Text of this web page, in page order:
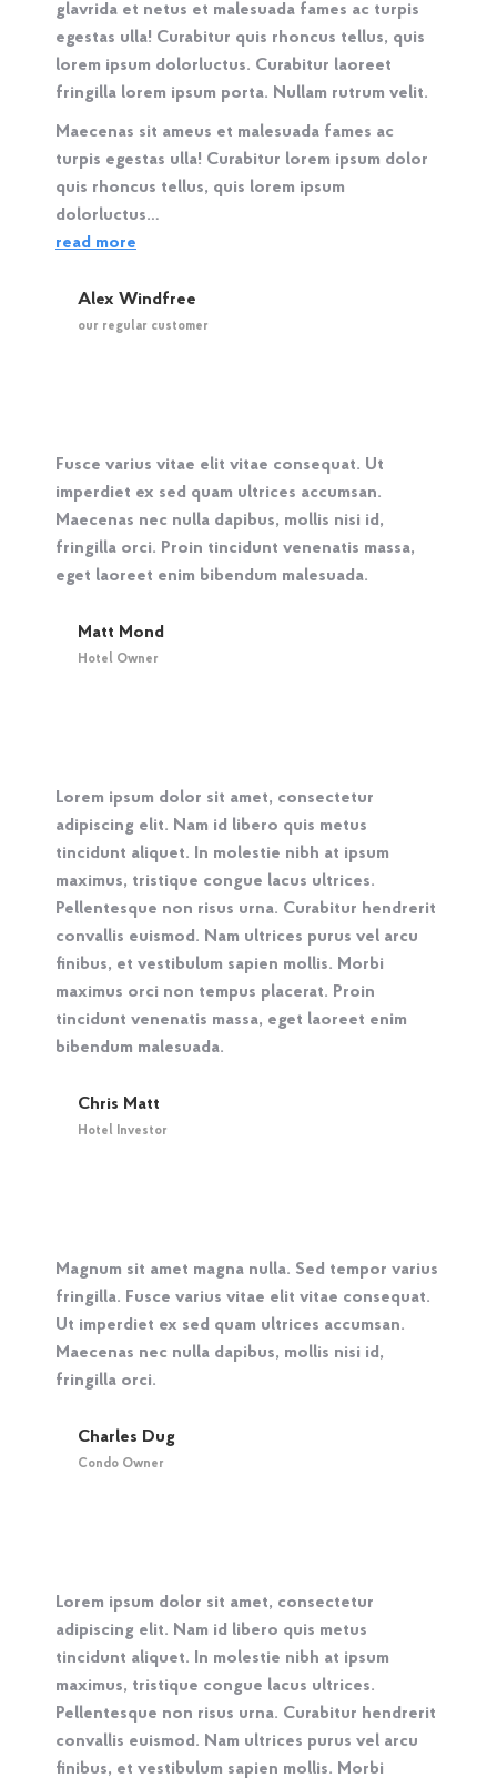
Alex Windfree
our regular customer
glavrida et netus et malesuada fames ac turpis
egestas ulla! Curabitur quis rhoncus tellus, quis
lorem ipsum dolorluctus. Curabitur laoreet
fringilla lorem ipsum porta. Nullam rutrum velit.
Maecenas sit ameus et malesuada fames ac
turpis egestas ulla! Curabitur lorem ipsum dolor
quis rhoncus tellus, quis lorem ipsum
dolorluctus…
read more
Matt Mond
Hotel Owner
Fusce varius vitae elit vitae consequat. Ut
imperdiet ex sed quam ultrices accumsan.
Maecenas nec nulla dapibus, mollis nisi id,
fringilla orci. Proin tincidunt venenatis massa,
eget laoreet enim bibendum malesuada.
Chris Matt
Hotel Investor
Lorem ipsum dolor sit amet, consectetur
adipiscing elit. Nam id libero quis metus
tincidunt aliquet. In molestie nibh at ipsum
maximus, tristique congue lacus ultrices.
Pellentesque non risus urna. Curabitur hendrerit
convallis euismod. Nam ultrices purus vel arcu
finibus, et vestibulum sapien mollis. Morbi
maximus orci non tempus placerat. Proin
tincidunt venenatis massa, eget laoreet enim
bibendum malesuada.
Charles Dug
Condo Owner
Magnum sit amet magna nulla. Sed tempor varius
fringilla. Fusce varius vitae elit vitae consequat.
Ut imperdiet ex sed quam ultrices accumsan.
Maecenas nec nulla dapibus, mollis nisi id,
fringilla orci.
Lorem ipsum dolor sit amet, consectetur
adipiscing elit. Nam id libero quis metus
tincidunt aliquet. In molestie nibh at ipsum
maximus, tristique congue lacus ultrices.
Pellentesque non risus urna. Curabitur hendrerit
convallis euismod. Nam ultrices purus vel arcu
finibus, et vestibulum sapien mollis. Morbi